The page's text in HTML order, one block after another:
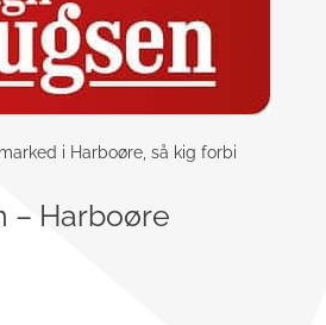
i Harboøre, så kig forbi
– Harboøre